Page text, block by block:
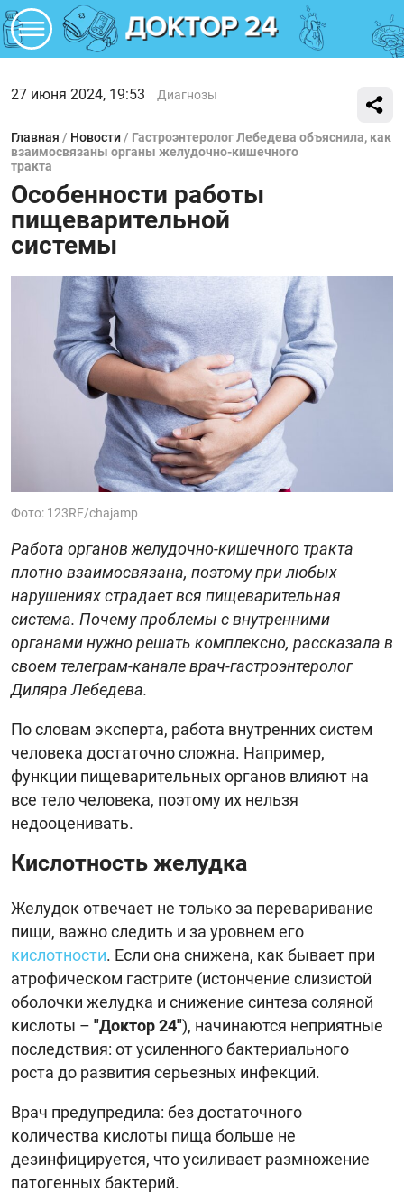
27 июня 2024, 19:53 Диагнозы
Главная / Новости / Гастроэнтеролог Лебедева объяснила, как
взаимосвязаны органы желудочно-кишечного
тракта
Особенности работы
пищеварительной
системы
Фото: 123RF/chajamp
Работа органов желудочно-кишечного тракта
плотно взаимосвязана, поэтому при любых
нарушениях страдает вся пищеварительная
система. Почему проблемы с внутренними
органами нужно решать комплексно, рассказала в
своем телеграм-канале врач-гастроэнтеролог
Диляра Лебедева.
По словам эксперта, работа внутренних систем
человека достаточно сложна. Например,
функции пищеварительных органов влияют на
все тело человека, поэтому их нельзя
недооценивать.
Кислотность желудка
Желудок отвечает не только за переваривание
пищи, важно следить и за уровнем его
кислотности. Если она снижена, как бывает при
атрофическом гастрите (истончение слизистой
оболочки желудка и снижение синтеза соляной
кислоты – "Доктор 24"), начинаются неприятные
последствия: от усиленного бактериального
роста до развития серьезных инфекций.
Врач предупредила: без достаточного
количества кислоты пища больше не
дезинфицируется, что усиливает размножение
патогенных бактерий.